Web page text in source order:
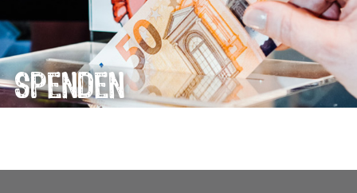
Spenden